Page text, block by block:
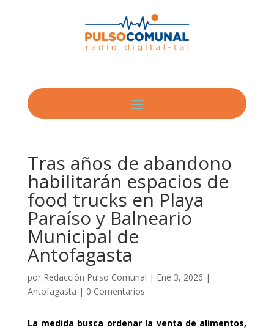
Tras años de abandono
habilitarán espacios de
food trucks en Playa
Paraíso y Balneario
Municipal de
Antofagasta
por Redacción Pulso Comunal | Ene 3, 2026 |
Antofagasta | 0 Comentarios
La medida busca ordenar la venta de alimentos,